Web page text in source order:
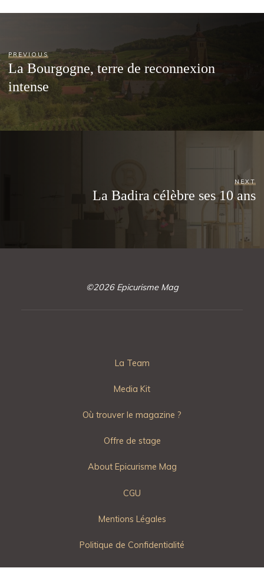
PREVIOUS
La Bourgogne, terre de reconnexion
intense
NEXT
La Badira célèbre ses 10 ans
©2026 Epicurisme Mag
La Team
Media Kit
Où trouver le magazine ?
Offre de stage
About Epicurisme Mag
CGU
Mentions Légales
Politique de Confidentialité
Contactez Epicurisme Mag